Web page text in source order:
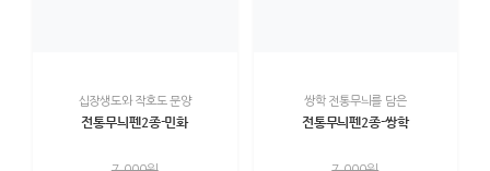
십장생도와 작호도 문양
전통무늬펜2종-민화
쌍학 전통무늬를 담은
전통무늬펜2종-쌍학